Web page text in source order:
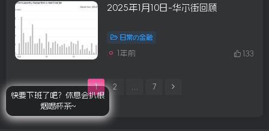
2025年1月10日-华尔街回顾
日常の金融
1年前 133
1 2 7
快要下班了吧？休息会扒根
烟喝杯茶~